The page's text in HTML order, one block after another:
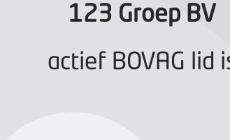
123 Groep BV
actief BOVAG lid